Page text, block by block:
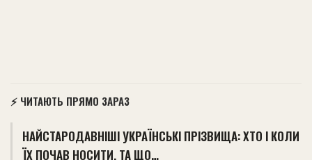
⚡ ЧИТАЮТЬ ПРЯМО ЗАРАЗ
НАЙСТАРОДАВНІШІ УКРАЇНСЬКІ ПРІЗВИЩА: ХТО І КОЛИ
ЇХ ПОЧАВ НОСИТИ, ТА ЩО…